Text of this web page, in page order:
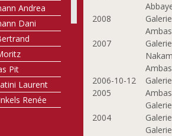
Andrea
Dani
Pit
Laurent
Renée
2008
2007
2006-10-12
2005
2004